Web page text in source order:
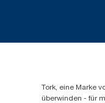
Tork, eine Marke
überwinden - für